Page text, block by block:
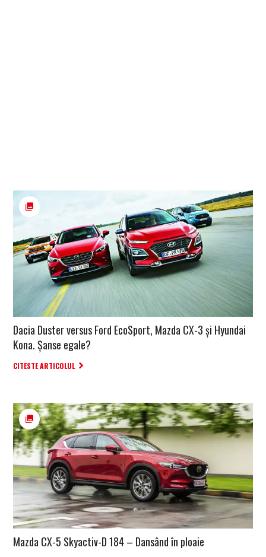
Dacia Duster versus Ford EcoSport, Mazda CX-3 și Hyundai
Kona. Șanse egale?
CITESTE ARTICOLUL
Mazda CX-5 Skyactiv-D 184 – Dansând în ploaie